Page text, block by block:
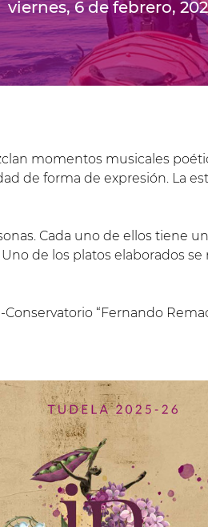
viernes, 6 de febrero,
momentos musicales
de forma de expresión. La
Cada uno de ellos tiene
de los platos elaborados se
“Fernando